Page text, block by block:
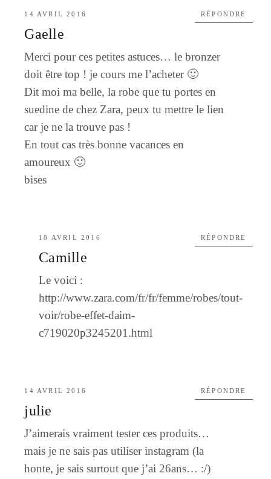
14 AVRIL 2016
Gaelle
Merci pour ces petites astuces… le bronzer
doit être top ! je cours me l’acheter 🙂
Dit moi ma belle, la robe que tu portes en
suedine de chez Zara, peux tu mettre le lien
car je ne la trouve pas !
En tout cas très bonne vacances en
amoureux 🙂
bises
RÉPONDRE
18 AVRIL 2016
Camille
Le voici :
http://www.zara.com/fr/fr/femme/robes/tout-
voir/robe-effet-daim-
c719020p3245201.html
RÉPONDRE
14 AVRIL 2016
julie
J’aimerais vraiment tester ces produits…
mais je ne sais pas utiliser instagram (la
honte, je sais surtout que j’ai 26ans… :/)
RÉPONDRE